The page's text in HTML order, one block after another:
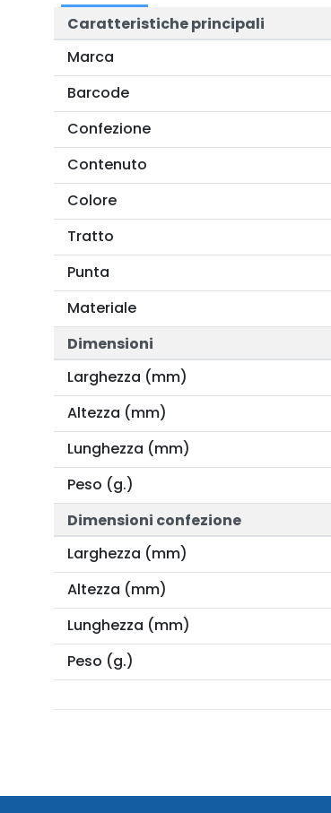
Caratteristiche principali
Marca
Barcode
Confezione
Contenuto
Colore
Tratto
Punta
Materiale
Dimensioni
Larghezza (mm)
Altezza (mm)
Lunghezza (mm)
Peso (g.)
Dimensioni confezione
Larghezza (mm)
Altezza (mm)
Lunghezza (mm)
Peso (g.)